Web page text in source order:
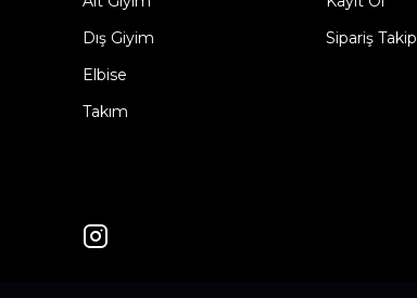
Dış Giyim
Elbise
Takım
Sipariş Takip